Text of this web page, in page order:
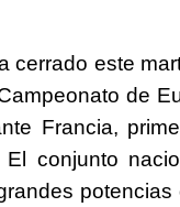
cerrado este
de
Francia,
conjunto